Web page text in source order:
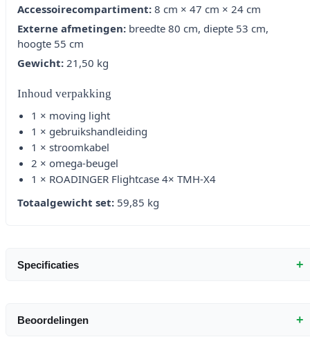
Accessoirecompartiment: 8 cm × 47 cm × 24 cm
Externe afmetingen: breedte 80 cm, diepte 53 cm,
hoogte 55 cm
Gewicht: 21,50 kg
Inhoud verpakking
1 × moving light
1 × gebruikshandleiding
1 × stroomkabel
2 × omega-beugel
1 × ROADINGER Flightcase 4× TMH-X4
Totaalgewicht set: 59,85 kg
Specificaties +
Beoordelingen +